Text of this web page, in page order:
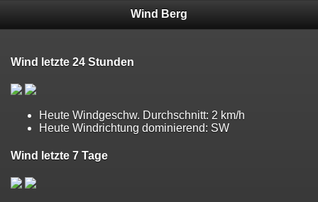
Wind Berg
Wind letzte 24 Stunden
Heute Windgeschw. Durchschnitt: 2 km/h
Heute Windrichtung dominierend: SW
Wind letzte 7 Tage